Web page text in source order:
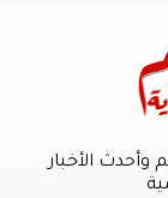
وأحدث الأخبار